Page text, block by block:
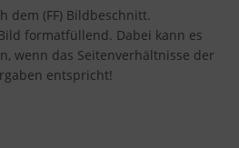
dem (FF) Bildbeschnitt.
formatfüllend. Dabei kann es
wenn das Seitenverhältnisse der
entspricht!